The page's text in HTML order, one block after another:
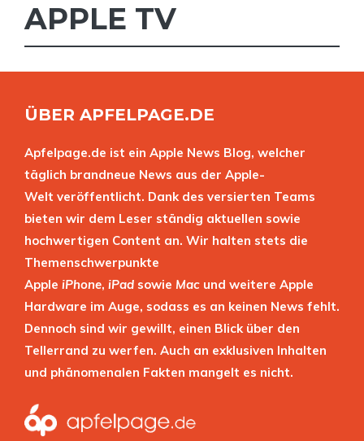
APPLE TV
ÜBER APFELPAGE.DE
Apfelpage.de ist ein Apple News Blog, welcher
täglich brandneue News aus der Apple-
Welt veröffentlicht. Dank des versierten Teams
bieten wir dem Leser ständig aktuellen sowie
hochwertigen Content an. Wir halten stets die
Themenschwerpunkte
Apple iPhone, iPad sowie Mac und weitere Apple
Hardware im Auge, sodass es an keinen News fehlt.
Dennoch sind wir gewillt, einen Blick über den
Tellerrand zu werfen. Auch an exklusiven Inhalten
und phänomenalen Fakten mangelt es nicht.